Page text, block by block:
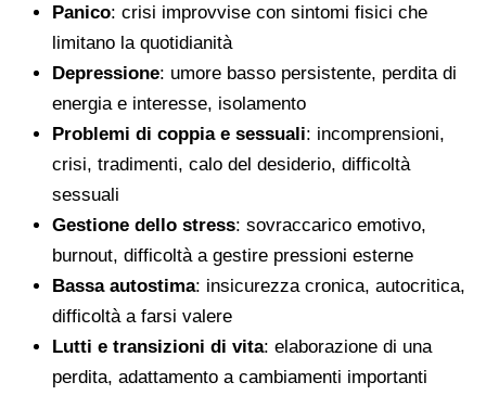
Panico: crisi improvvise con sintomi fisici che
limitano la quotidianità
Depressione: umore basso persistente, perdita di
energia e interesse, isolamento
Problemi di coppia e sessuali: incomprensioni,
crisi, tradimenti, calo del desiderio, difficoltà
sessuali
Gestione dello stress: sovraccarico emotivo,
burnout, difficoltà a gestire pressioni esterne
Bassa autostima: insicurezza cronica, autocritica,
difficoltà a farsi valere
Lutti e transizioni di vita: elaborazione di una
perdita, adattamento a cambiamenti importanti